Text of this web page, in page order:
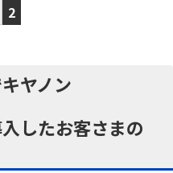
2
ヤノン
したお客さまの